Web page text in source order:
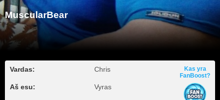
MuscularBear
Vardas: Chris
Aš esu: Vyras
Kas yra
FanBoost?